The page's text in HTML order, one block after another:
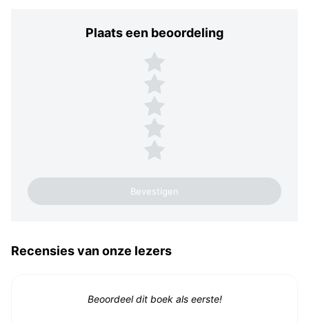
Plaats een beoordeling
Plaats een beoordeling
5 sterren
4 sterren
3 sterren
2 sterren
1 ster
Recensies van onze lezers
Beoordeel dit boek als eerste!